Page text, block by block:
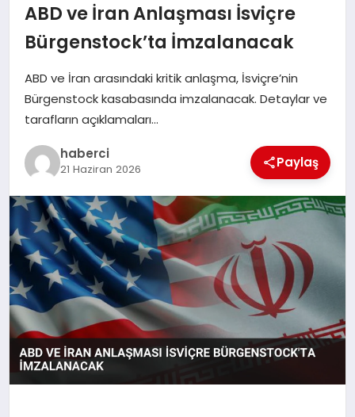
TEKNOLOJI
YAŞAM
ABD ve İran Anlaşması İsviçre
Bürgenstock’ta İmzalanacak
ABD ve İran arasındaki kritik anlaşma, İsviçre’nin
Bürgenstock kasabasında imzalanacak. Detaylar ve
tarafların açıklamaları…
haberci
21 Haziran 2026 Paylaş